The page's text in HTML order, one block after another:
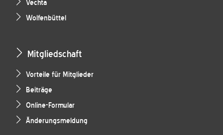
Vechta
Wolfenbüttel
Mitgliedschaft
Vorteile für Mitglieder
Beiträge
Online-Formular
Änderungsmeldung